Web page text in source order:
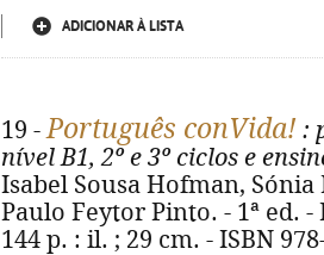
ADICIONAR À LISTA
19 -Português conVida! :
nível B1, 2º e 3º ciclos e
Isabel Sousa Hofman,
Paulo Feytor Pinto. - 1ª ed.
144 p. : il. ; 29 cm. - ISBN